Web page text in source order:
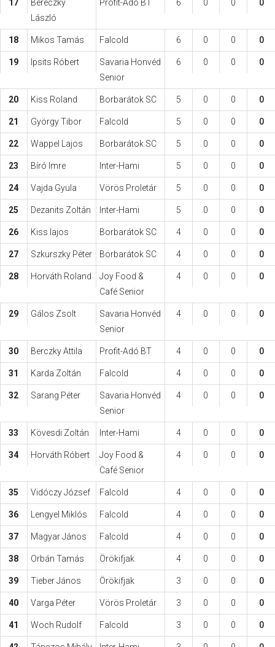
17
Bereczky
László
Profit-Adó BT 6 0 0 0
18 Mikos Tamás Falcold 6 0 0 0
19 Ipsits Róbert
Savaria Honvéd
Senior
6 0 0 0
20 Kiss Roland Borbarátok SC 5 0 0 0
21 György Tibor Falcold 5 0 0 0
22 Wappel Lajos Borbarátok SC 5 0 0 0
23 Bíró Imre Inter-Hami 5 0 0 0
24 Vajda Gyula Vörös Proletár 5 0 0 0
25 Dezanits Zoltán Inter-Hami 5 0 0 0
26 Kiss lajos Borbarátok SC 4 0 0 0
27 Szkurszky Péter Borbarátok SC 4 0 0 0
28 Horváth Roland
Joy Food &
Café Senior
4 0 0 0
29 Gálos Zsolt
Savaria Honvéd
Senior
4 0 0 0
30 Berczky Attila Profit-Adó BT 4 0 0 0
31 Karda Zoltán Falcold 4 0 0 0
32 Sarang Péter
Savaria Honvéd
Senior
4 0 0 0
33 Kövesdi Zoltán Inter-Hami 4 0 0 0
34 Horváth Róbert
Joy Food &
Café Senior
4 0 0 0
35 Vidóczy József Falcold 4 0 0 0
36 Lengyel Miklós Falcold 4 0 0 0
37 Magyar János Falcold 4 0 0 0
38 Orbán Tamás Örökifjak 4 0 0 0
39 Tieber János Örökifjak 3 0 0 0
40 Varga Péter Vörös Proletár 3 0 0 0
41 Woch Rudolf Falcold 3 0 0 0